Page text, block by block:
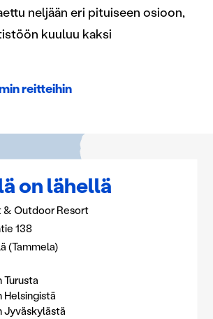
neljään eri pituiseen osioon,
kuuluu kaksi
reitteihin
on lähellä
& Outdoor Resort
138
(Tammela)
Turusta
Helsingistä
Jyväskylästä